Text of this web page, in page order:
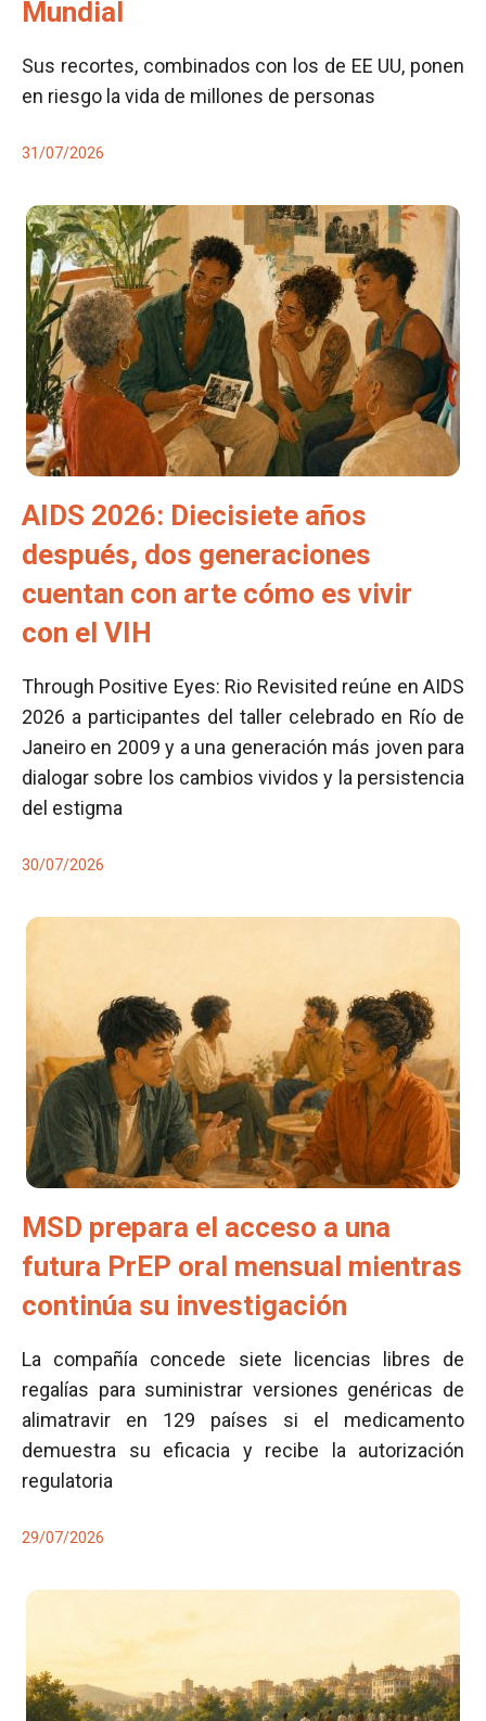
Mundial
Sus recortes, combinados con los de EE UU, ponen
en riesgo la vida de millones de personas
31/07/2026
AIDS 2026: Diecisiete años
después, dos generaciones
cuentan con arte cómo es vivir
con el VIH
Through Positive Eyes: Rio Revisited reúne en AIDS
2026 a participantes del taller celebrado en Río de
Janeiro en 2009 y a una generación más joven para
dialogar sobre los cambios vividos y la persistencia
del estigma
30/07/2026
MSD prepara el acceso a una
futura PrEP oral mensual mientras
continúa su investigación
La compañía concede siete licencias libres de
regalías para suministrar versiones genéricas de
alimatravir en 129 países si el medicamento
demuestra su eficacia y recibe la autorización
regulatoria
29/07/2026